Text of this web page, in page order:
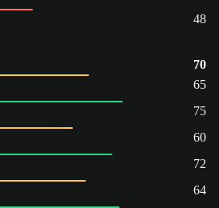
48
70
65
75
60
72
64